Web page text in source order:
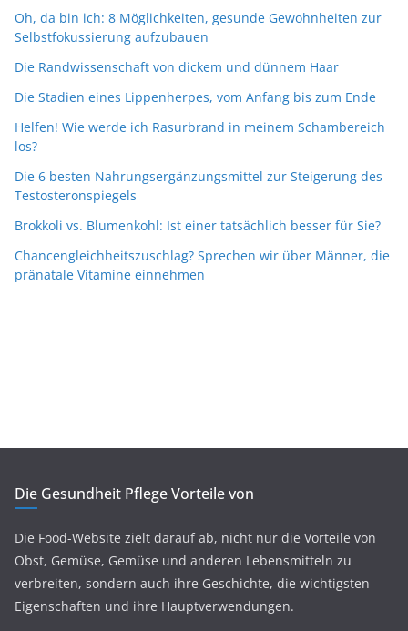
Oh, da bin ich: 8 Möglichkeiten, gesunde Gewohnheiten zur
Selbstfokussierung aufzubauen
Die Randwissenschaft von dickem und dünnem Haar
Die Stadien eines Lippenherpes, vom Anfang bis zum Ende
Helfen! Wie werde ich Rasurbrand in meinem Schambereich
los?
Die 6 besten Nahrungsergänzungsmittel zur Steigerung des
Testosteronspiegels
Brokkoli vs. Blumenkohl: Ist einer tatsächlich besser für Sie?
Chancengleichheitszuschlag? Sprechen wir über Männer, die
pränatale Vitamine einnehmen
Die Gesundheit Pflege Vorteile von
Die Food-Website zielt darauf ab, nicht nur die Vorteile von
Obst, Gemüse, Gemüse und anderen Lebensmitteln zu
verbreiten, sondern auch ihre Geschichte, die wichtigsten
Eigenschaften und ihre Hauptverwendungen.